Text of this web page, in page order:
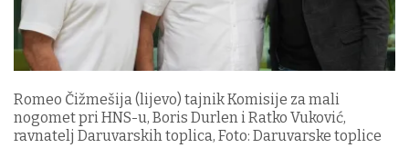
Romeo Čižmešija (lijevo) tajnik Komisije za mali
nogomet pri HNS-u, Boris Durlen i Ratko Vuković,
ravnatelj Daruvarskih toplica, Foto: Daruvarske toplice